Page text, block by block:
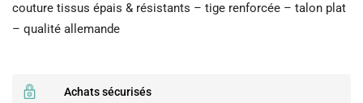
couture tissus épais & résistants – tige renforcée – talon plat
– qualité allemande
Achats sécurisés